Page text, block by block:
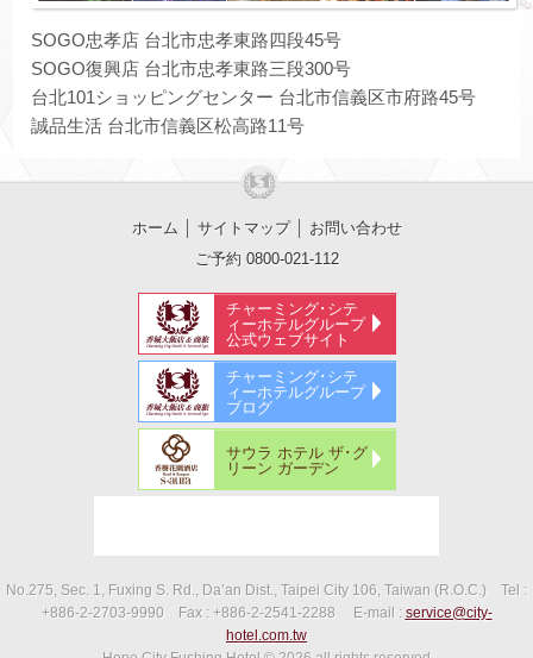
SOGO忠孝店 台北市忠孝東路四段45号
SOGO復興店 台北市忠孝東路三段300号
台北101ショッピングセンター 台北市信義区市府路45号
誠品生活 台北市信義区松高路11号
ホーム サイトマップ│ お問い合わせ
ご予約 0800-021-112
チャーミング･シテ
ィーホテルグループ
公式ウェブサイト
チャーミング･シテ
ィーホテルグループ
ブログ
サウラ ホテル ザ･グ
リーン ガーデン
No.275, Sec. 1, Fuxing S. Rd., Da’an Dist., Taipei City 106, Taiwan (R.O.C.) Tel :
+886-2-2703-9990 Fax : +886-2-2541-2288 E-mail : service@city-
hotel.com.tw